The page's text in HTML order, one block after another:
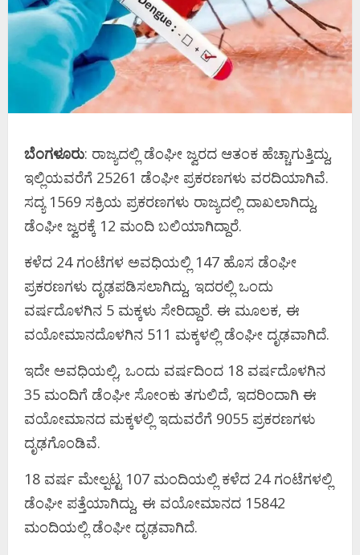
ಬೆಂಗಳೂರು: ರಾಜ್ಯದಲ್ಲಿ ಡೆಂಘೀ ಜ್ವರದ ಆತಂಕ ಹೆಚ್ಚಾಗುತ್ತಿದ್ದು,
ಇಲ್ಲಿಯವರೆಗೆ 25261 ಡೆಂಘೀ ಪ್ರಕರಣಗಳು ವರದಿಯಾಗಿವೆ.
ಸದ್ಯ 1569 ಸಕ್ರಿಯ ಪ್ರಕರಣಗಳು ರಾಜ್ಯದಲ್ಲಿ ದಾಖಲಾಗಿದ್ದು,
ಡೆಂಘೀ ಜ್ವರಕ್ಕೆ 12 ಮಂದಿ ಬಲಿಯಾಗಿದ್ದಾರೆ.
ಕಳೆದ 24 ಗಂಟೆಗಳ ಅವಧಿಯಲ್ಲಿ 147 ಹೊಸ ಡೆಂಘೀ
ಪ್ರಕರಣಗಳು ದೃಢಪಡಿಸಲಾಗಿದ್ದು, ಇದರಲ್ಲಿ ಒಂದು
ವರ್ಷದೊಳಗಿನ 5 ಮಕ್ಕಳು ಸೇರಿದ್ದಾರೆ. ಈ ಮೂಲಕ, ಈ
ವಯೋಮಾನದೊಳಗಿನ 511 ಮಕ್ಕಳಲ್ಲಿ ಡೆಂಘೀ ದೃಢವಾಗಿದೆ.
ಇದೇ ಅವಧಿಯಲ್ಲಿ, ಒಂದು ವರ್ಷದಿಂದ 18 ವರ್ಷದೊಳಗಿನ
35 ಮಂದಿಗೆ ಡೆಂಘೀ ಸೋಂಕು ತಗುಲಿದೆ, ಇದರಿಂದಾಗಿ ಈ
ವಯೋಮಾನದ ಮಕ್ಕಳಲ್ಲಿ ಇದುವರೆಗೆ 9055 ಪ್ರಕರಣಗಳು
ದೃಢಗೊಂಡಿವೆ.
18 ವರ್ಷ ಮೇಲ್ಪಟ್ಟ 107 ಮಂದಿಯಲ್ಲಿ ಕಳೆದ 24 ಗಂಟೆಗಳಲ್ಲಿ
ಡೆಂಘೀ ಪತ್ತೆಯಾಗಿದ್ದು, ಈ ವಯೋಮಾನದ 15842
ಮಂದಿಯಲ್ಲಿ ಡೆಂಘೀ ದೃಢವಾಗಿದೆ.